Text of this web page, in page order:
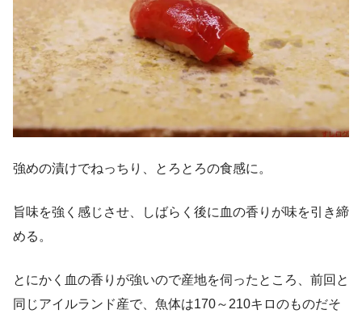
強めの漬けでねっちり、とろとろの食感に。
旨味を強く感じさせ、しばらく後に血の香りが味を引き締
める。
とにかく血の香りが強いので産地を伺ったところ、前回と
同じアイルランド産で、魚体は170～210キロのものだそ